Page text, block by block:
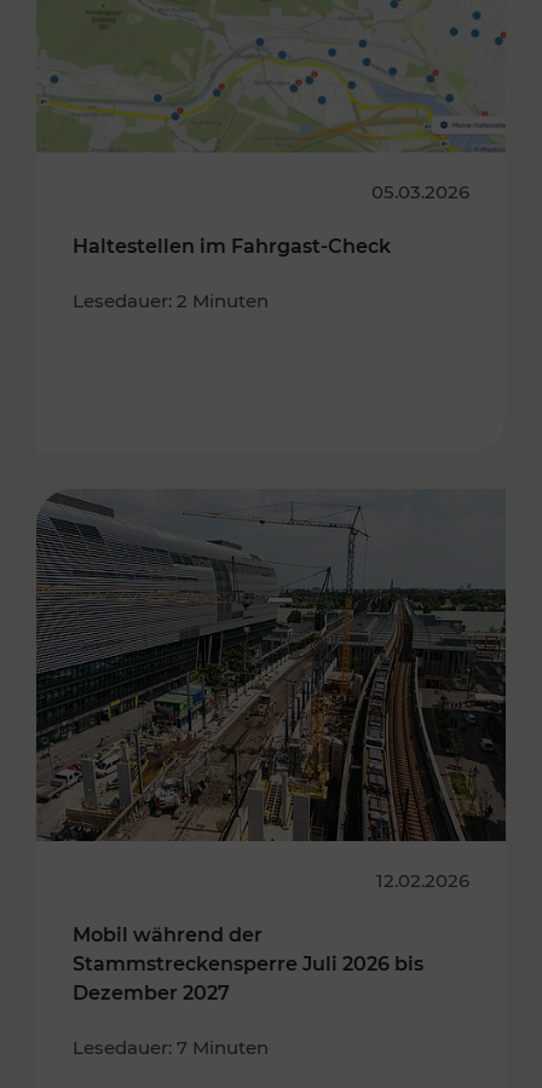
05.03.2026
Haltestellen im Fahrgast-Check
Lesedauer: 2 Minuten
12.02.2026
Mobil während der
Stammstreckensperre Juli 2026 bis
Dezember 2027
Lesedauer: 7 Minuten